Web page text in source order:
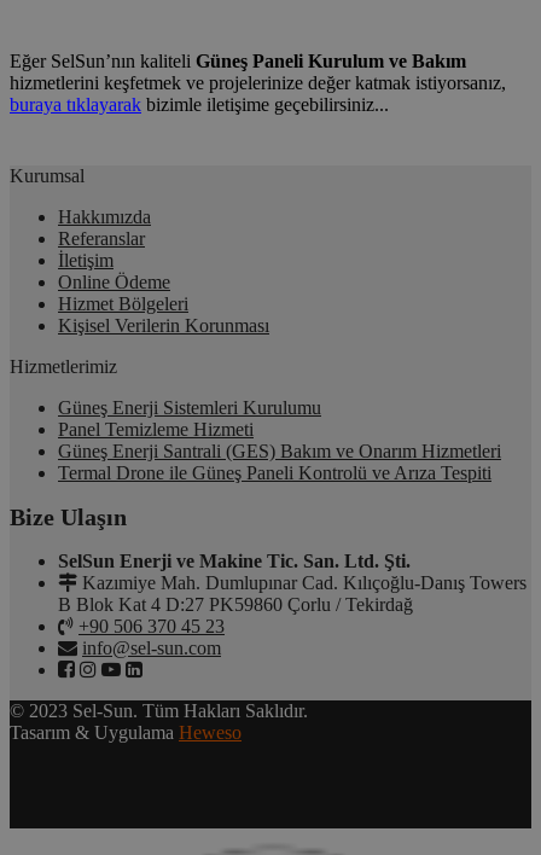
Eğer SelSun’nın kaliteli Güneş Paneli Kurulum ve Bakım
hizmetlerini keşfetmek ve projelerinize değer katmak istiyorsanız,
buraya tıklayarak bizimle iletişime geçebilirsiniz...
Kurumsal
Hakkımızda
Referanslar
İletişim
Online Ödeme
Hizmet Bölgeleri
Kişisel Verilerin Korunması
Hizmetlerimiz
Güneş Enerji Sistemleri Kurulumu
Panel Temizleme Hizmeti
Güneş Enerji Santrali (GES) Bakım ve Onarım Hizmetleri
Termal Drone ile Güneş Paneli Kontrolü ve Arıza Tespiti
Bize Ulaşın
SelSun Enerji ve Makine Tic. San. Ltd. Şti.
Kazımiye Mah. Dumlupınar Cad. Kılıçoğlu-Danış Towers
B Blok Kat 4 D:27 PK59860 Çorlu / Tekirdağ
+90 506 370 45 23
info@sel-sun.com
© 2023 Sel-Sun. Tüm Hakları Saklıdır.
Tasarım & Uygulama Heweso